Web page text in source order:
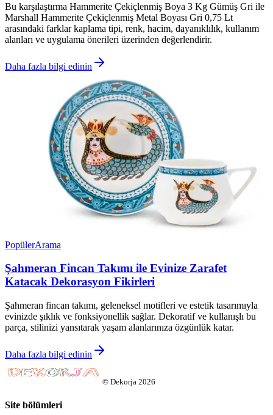
Bu karşılaştırma Hammerite Çekiçlenmiş Boya 3 Kg Gümüş Gri ile
Marshall Hammerite Çekiçlenmiş Metal Boyası Gri 0,75 Lt
arasındaki farklar kaplama tipi, renk, hacim, dayanıklılık, kullanım
alanları ve uygulama önerileri üzerinden değerlendirir.
Daha fazla bilgi edinin
PopülerArama
Şahmeran Fincan Takımı ile Evinize Zarafet
Katacak Dekorasyon Fikirleri
Şahmeran fincan takımı, geleneksel motifleri ve estetik tasarımıyla
evinizde şıklık ve fonksiyonellik sağlar. Dekoratif ve kullanışlı bu
parça, stilinizi yansıtarak yaşam alanlarınıza özgünlük katar.
Daha fazla bilgi edinin
© Dekorja 2026
Site bölümleri